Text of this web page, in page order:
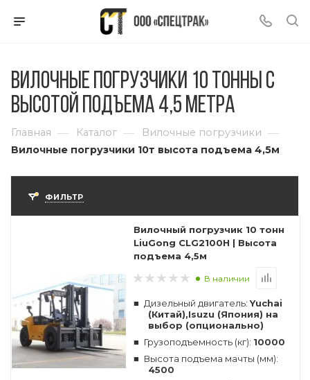
Вилочные погрузчики 10 тонны с
высотой подъема 4,5 метра
Главная — Каталог — Вилочные погрузчики —
Вилочные погрузчики 10т высота подъема 4,5м
ФИЛЬТР
Вилочный погрузчик 10 тонн
LiuGong CLG2100H | Высота
подъема 4,5м
В наличии
Дизельный двигатель:Yuchai
(Китай),Isuzu (Япония) на
выбор (опционально)
Грузоподъемность (кг): 10000
Высота подъема мачты (мм):
4500